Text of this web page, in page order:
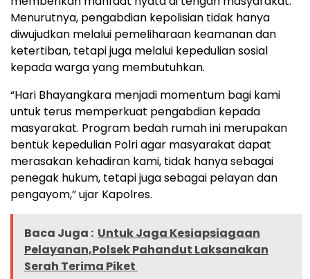
Menurutnya, pengabdian kepolisian tidak hanya
diwujudkan melalui pemeliharaan keamanan dan
ketertiban, tetapi juga melalui kepedulian sosial
kepada warga yang membutuhkan.
“Hari Bhayangkara menjadi momentum bagi kami
untuk terus memperkuat pengabdian kepada
masyarakat. Program bedah rumah ini merupakan
bentuk kepedulian Polri agar masyarakat dapat
merasakan kehadiran kami, tidak hanya sebagai
penegak hukum, tetapi juga sebagai pelayan dan
pengayom,” ujar Kapolres.
Baca Juga : Untuk Jaga Kesiapsiagaan
Pelayanan,Polsek Pahandut Laksanakan
Serah Terima Piket